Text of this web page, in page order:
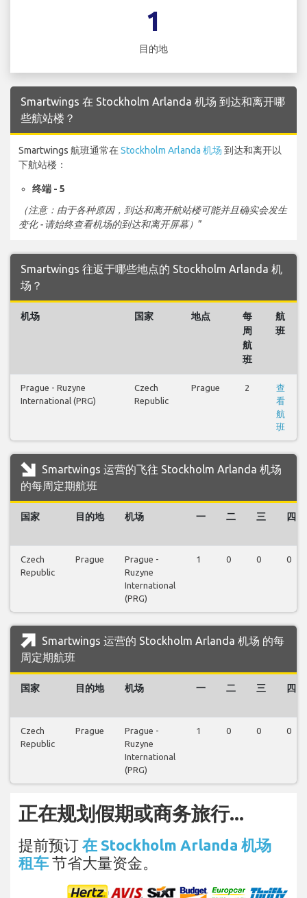
1
目的地
Smartwings 在 Stockholm Arlanda 机场 到达和离开哪
些航站楼？
Smartwings 航班通常在Stockholm Arlanda 机场 到达和离开以
下航站楼：
终端 - 5
（注意：由于各种原因，到达和离开航站楼可能并且确实会发生
变化 - 请始终查看机场的到达和离开屏幕） ”
Smartwings 往返于哪些地点的 Stockholm Arlanda 机
场？
机场 国家 地点
每
周
航
班
航
班
Prague - Ruzyne
International (PRG)
Czech
Republic
Prague 2
查
看
航
班
Smartwings 运营的飞往 Stockholm Arlanda 机场
的每周定期航班
国家 目的地 机场 一 二 三 四
Czech
Republic
Prague
Prague -
Ruzyne
International
(PRG)
1 0 0 0
Smartwings 运营的 Stockholm Arlanda 机场 的每
周定期航班
国家 目的地 机场 一 二 三 四
Czech
Republic
Prague
Prague -
Ruzyne
International
(PRG)
1 0 0 0
正在规划假期或商务旅行...
提前预订 在 Stockholm Arlanda 机场
租车 节省大量资金。